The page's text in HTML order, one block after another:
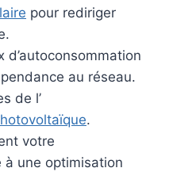
pour rediriger
au réseau.
de l’
.
votre
à une optimisation